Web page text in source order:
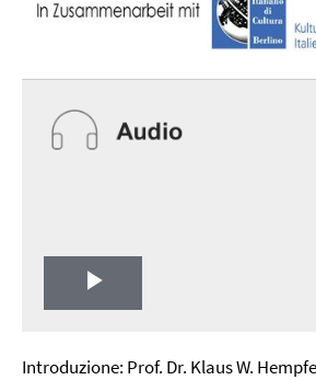
Play
Video
Introduzione: Prof. Dr. Klaus W.